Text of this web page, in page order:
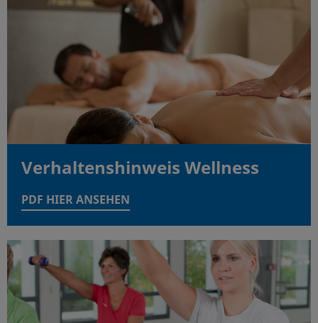
Verhaltenshinweis Wellness
PDF HIER ANSEHEN